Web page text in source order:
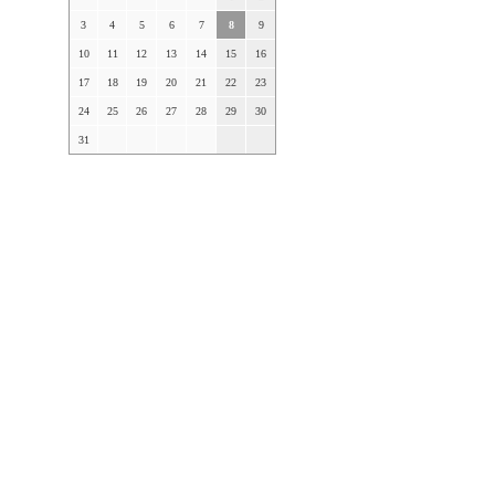
3 4 5 6 7 8 9
10 11 12 13 14 15 16
17 18 19 20 21 22 23
24 25 26 27 28 29 30
31